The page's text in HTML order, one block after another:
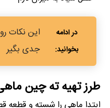
این نکات
جدی بگیر
طرز تهیه ته چین